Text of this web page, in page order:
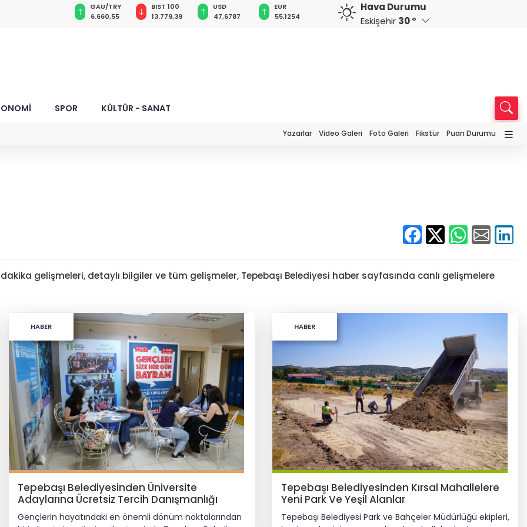
reformu
BIST 100
13.779,39
USD
47,6787
EUR
55,1254
GBP
64,3468
CHF
59,0083
CAD
34,1883
Hava Durumu
Eskişehir 30 °
SPOR KÜLTÜR - SANAT
Yazarlar Video Galeri Foto Galeri Fikstür Puan Durumu
gelişmeleri, detaylı bilgiler ve tüm gelişmeler, Tepebaşı Belediyesi haber sayfasında canlı gelişmelere
HABER
Tepebaşı Belediyesinden Üniversite
Adaylarına Ücretsiz Tercih Danışmanlığı
Gençlerin hayatındaki en önemli dönüm noktalarından
HABER
Tepebaşı Belediyesinden Kırsal Mahallelere
Yeni Park Ve Yeşil Alanlar
Tepebaşı Belediyesi Park ve Bahçeler Müdürlüğü ekipleri,